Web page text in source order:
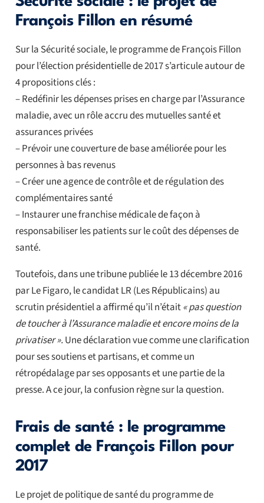
François Fillon en résumé
Sur la Sécurité sociale, le programme de François Fillon
pour l’élection présidentielle de 2017 s’articule autour de
4 propositions clés :
– Redéfinir les dépenses prises en charge par l’Assurance
maladie, avec un rôle accru des mutuelles santé et
assurances privées
– Prévoir une couverture de base améliorée pour les
personnes à bas revenus
– Créer une agence de contrôle et de régulation des
complémentaires santé
– Instaurer une franchise médicale de façon à
responsabiliser les patients sur le coût des dépenses de
santé.
Toutefois, dans une tribune publiée le 13 décembre 2016
par Le Figaro, le candidat LR (Les Républicains) au
scrutin présidentiel a affirmé qu’il n’était« pas question
de toucher à l’Assurance maladie et encore moins de la
privatiser ».Une déclaration vue comme une clarification
pour ses soutiens et partisans, et comme un
rétropédalage par ses opposants et une partie de la
presse. A ce jour, la confusion règne sur la question.
Frais de santé : le programme
complet de François Fillon pour
2017
Le projet de politique de santé du programme de